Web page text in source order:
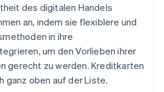
Währungen
des digitalen Handels
an, indem sie flexiblere und
in ihre
um den Vorlieben ihrer
gerecht zu werden. Kreditkarten
ganz oben auf der Liste.